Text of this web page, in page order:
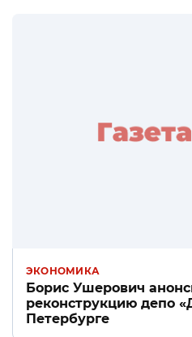
ЭКОНОМИКА
Борис Ушерович
реконструкцию депо
Петербурге